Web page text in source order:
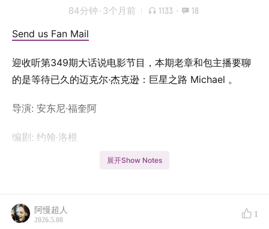
84分钟 · 3个月前 1133 · 18
Send us Fan Mail
迎收听第349期大话说电影节目，本期老章和包主播要聊
的是等待已久的迈克尔·杰克逊：巨星之路 Michael 。
导演: 安东尼·福奎阿
编剧: 约翰·洛根
主演: 贾法尔·杰克逊 / 尼娅·朗 / 朱利亚诺·瓦尔迪 / 科尔曼
类型: 剧情 / 音乐 / 传记
展开Show Notes
阿慢超人
2026.5.08
1